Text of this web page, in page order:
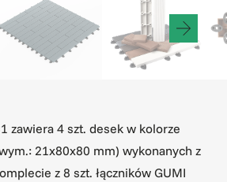
zawiera 4 szt. desek w kolorze
21x80x80 mm) wykonanych z
z 8 szt. łączników GUMI